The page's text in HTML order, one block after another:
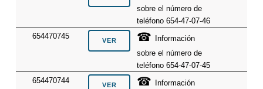
sobre el número de
teléfono 654-47-07-46
654470745
☎
Información
sobre el número de
teléfono 654-47-07-45
654470744
☎
Información